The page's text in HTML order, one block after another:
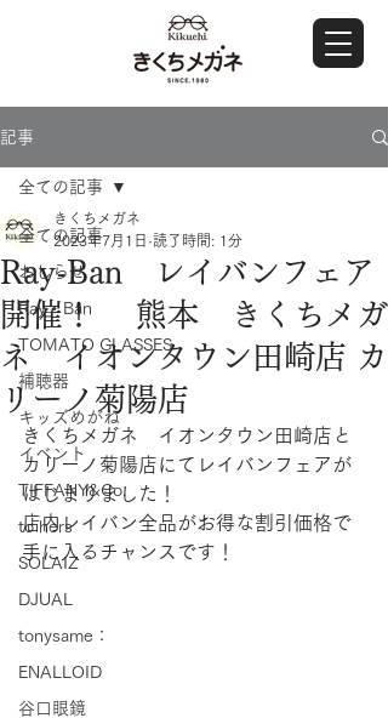
記事
全ての記事
おしらせ
Ray・Ban
TOMATO GLASSES
補聴器
キッズめがね
イベント
TIFFANY&Co.
to hers
SOLAIZ
DJUAL
tonysame：
ENALLOID
谷口眼鏡
全ての記事
Ray-Ban レイバンフェア
開催！ 熊本 きくちメガ
ネ イオンタウン田崎店 カ
リーノ菊陽店
きくちメガネ
2023年7月1日 読了時間: 1分
きくちメガネ　イオンタウン田崎店と
カリーノ菊陽店にてレイバンフェアが
はじまりました！
店内レイバン全品がお得な割引価格で
手に入るチャンスです！